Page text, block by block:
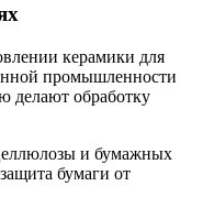
керамики для
промышленности
делают обработку
и бумажных
бумаги от